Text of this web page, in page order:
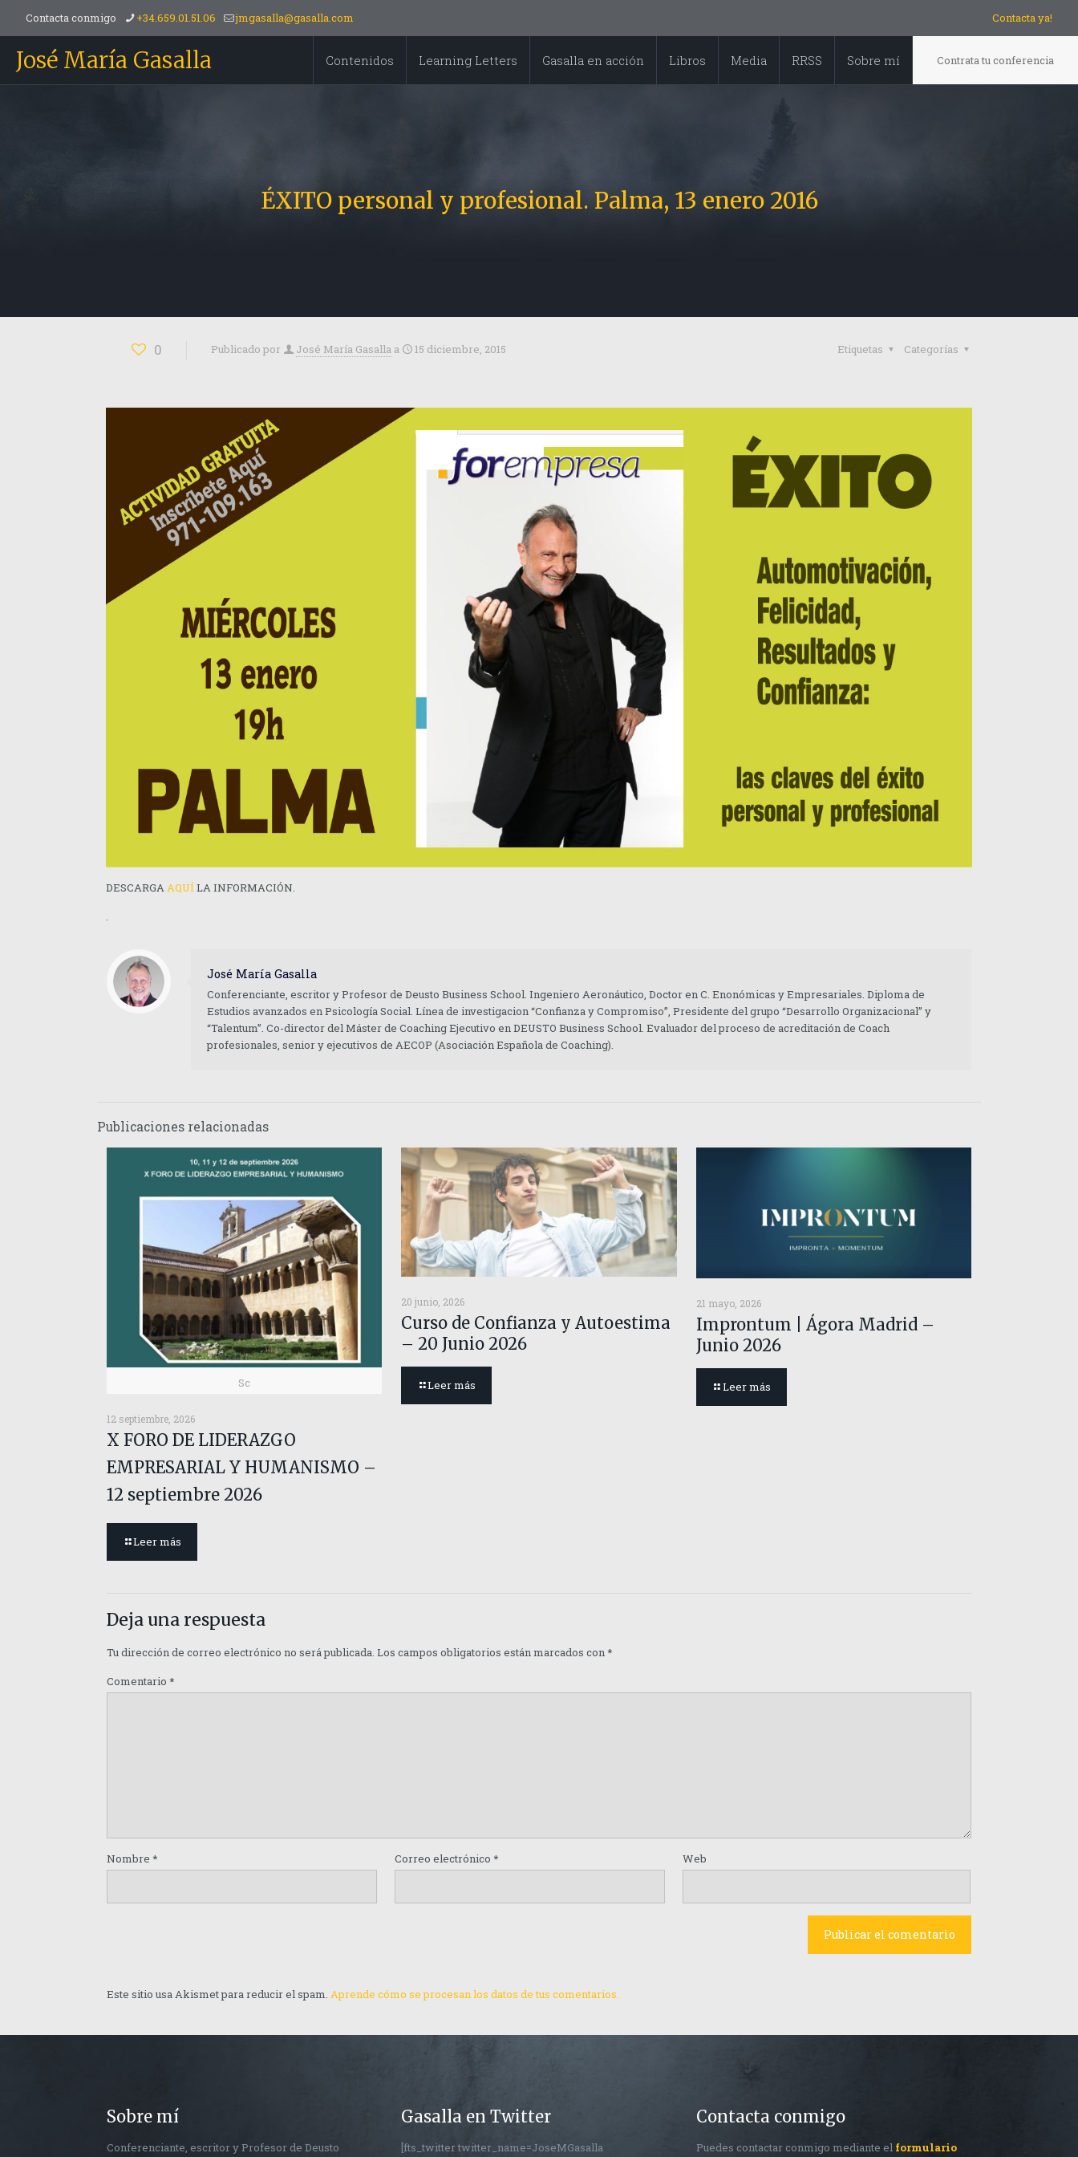
Contacta conmigo +34.659.01.51.06 jmgasalla@gasalla.com Contacta ya!
José María Gasalla Contenidos Learning Letters Gasalla en acción Libros Media RRSS Sobre mí Contrata tu conferencia
ÉXITO personal y profesional. Palma, 13 enero 2016
0 Publicado por José María Gasalla a 15 diciembre, 2015 Categorías
Etiquetas
DESCARGAAQUÍ LA INFORMACIÓN.
.
José María Gasalla
Conferenciante, escritor y Profesor de Deusto Business School. Ingeniero Aeronáutico, Doctor en C. Enonómicas y Empresariales. Diploma de
Estudios avanzados en Psicología Social. Línea de investigacion “Confianza y Compromiso”, Presidente del grupo “Desarrollo Organizacional” y
“Talentum”. Co-director del Máster de Coaching Ejecutivo en DEUSTO Business School. Evaluador del proceso de acreditación de Coach
profesionales, senior y ejecutivos de AECOP (Asociación Española de Coaching).
Publicaciones relacionadas
Sc
12 septiembre, 2026
X FORO DE LIDERAZGO
EMPRESARIAL Y HUMANISMO –
12 septiembre 2026
Leer más
20 junio, 2026
Curso de Confianza y Autoestima
– 20 Junio 2026
Leer más
21 mayo, 2026
Improntum | Ágora Madrid –
Junio 2026
Leer más
Deja una respuesta
Tu dirección de correo electrónico no será publicada. Los campos obligatorios están marcados con*
Comentario *
Nombre * Correo electrónico * Web
Este sitio usa Akismet para reducir el spam. Aprende cómo se procesan los datos de tus comentarios.
Sobre mí
Conferenciante, escritor y Profesor de Deusto
Gasalla en Twitter
[fts_twitter twitter_name=JoseMGasalla
Contacta conmigo
Puedes contactar conmigo mediante el formulario